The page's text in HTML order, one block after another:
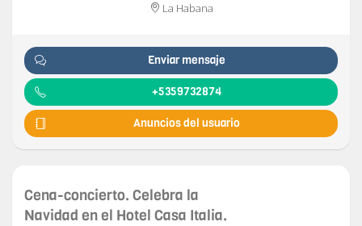
La Habana
Enviar mensaje
+5359732874
Anuncios del usuario
Cena-concierto. Celebra la
Navidad en el Hotel Casa Italia.